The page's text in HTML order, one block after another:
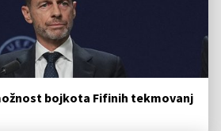
bojkota Fifinih tekmovanj